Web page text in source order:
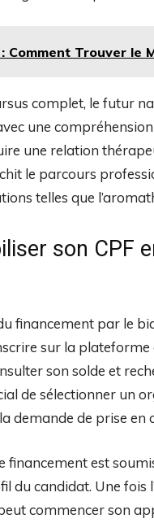
Comment Trouver le
complet, le futur
une
une relation
le parcours
telles que
son CPF
financement par le
sur la
son solde et
de sélectionner un
demande de prise en
financement est
du candidat. Une fois
commencer son